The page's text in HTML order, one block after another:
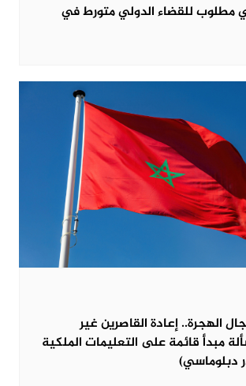
مطلوب للقضاء الدولي متورط في
الهجرة.. إعادة القاصرين غير
مبدأ قائمة على التعليمات الملكية
دبلوماسي)